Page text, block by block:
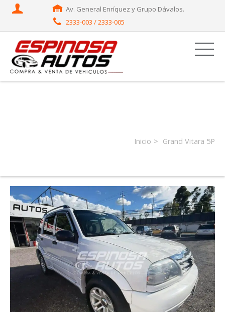
Av. General Enríquez y Grupo Dávalos.
2333-003 / 2333-005
Inicio Grand Vitara 5P